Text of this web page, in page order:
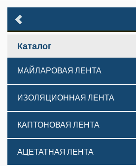
Каталог
МАЙЛАРОВАЯ ЛЕНТА
ИЗОЛЯЦИОННАЯ ЛЕНТА
КАПТОНОВАЯ ЛЕНТА
АЦЕТАТНАЯ ЛЕНТА